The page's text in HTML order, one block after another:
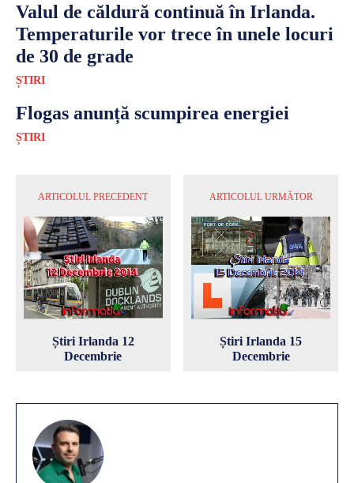
Valul de căldură continuă în Irlanda.
Temperaturile vor trece în unele locuri
de 30 de grade
ȘTIRI
Flogas anunță scumpirea energiei
ȘTIRI
ARTICOLUL PRECEDENT
Știri Irlanda 12
Decembrie
ARTICOLUL URMĂTOR
Știri Irlanda 15
Decembrie